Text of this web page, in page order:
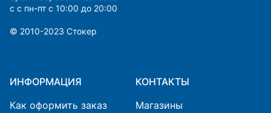
с с пн-пт с 10:00 до 20:00
© 2010-2023 Cтокер
ИНФОРМАЦИЯ
Как оформить заказ
КОНТАКТЫ
Магазины